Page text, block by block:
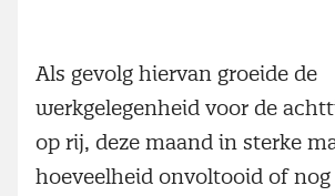
Als gevolg hiervan groeide de
werkgelegenheid voor de
op rij, deze maand in sterke
hoeveelheid onvoltooid of